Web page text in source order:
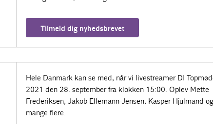
Tilmeld dig nyhedsbrevet
Hele Danmark kan se med, når vi livestreamer DI
2021 den 28. september fra klokken 15:00. Oplev Mette
Frederiksen, Jakob Ellemann-Jensen, Kasper Hjulmand og
mange flere.